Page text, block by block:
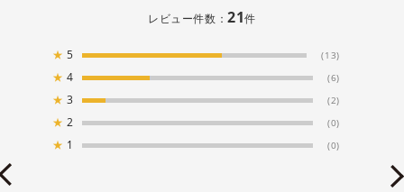
レビュー件数：21件
★ 5 (13)
★ 4 (6)
★ 3 (2)
★ 2 (0)
★ 1 (0)